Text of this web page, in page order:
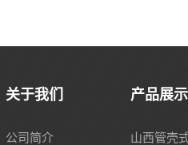
关于我们
公司简介
产品展示
山西管壳